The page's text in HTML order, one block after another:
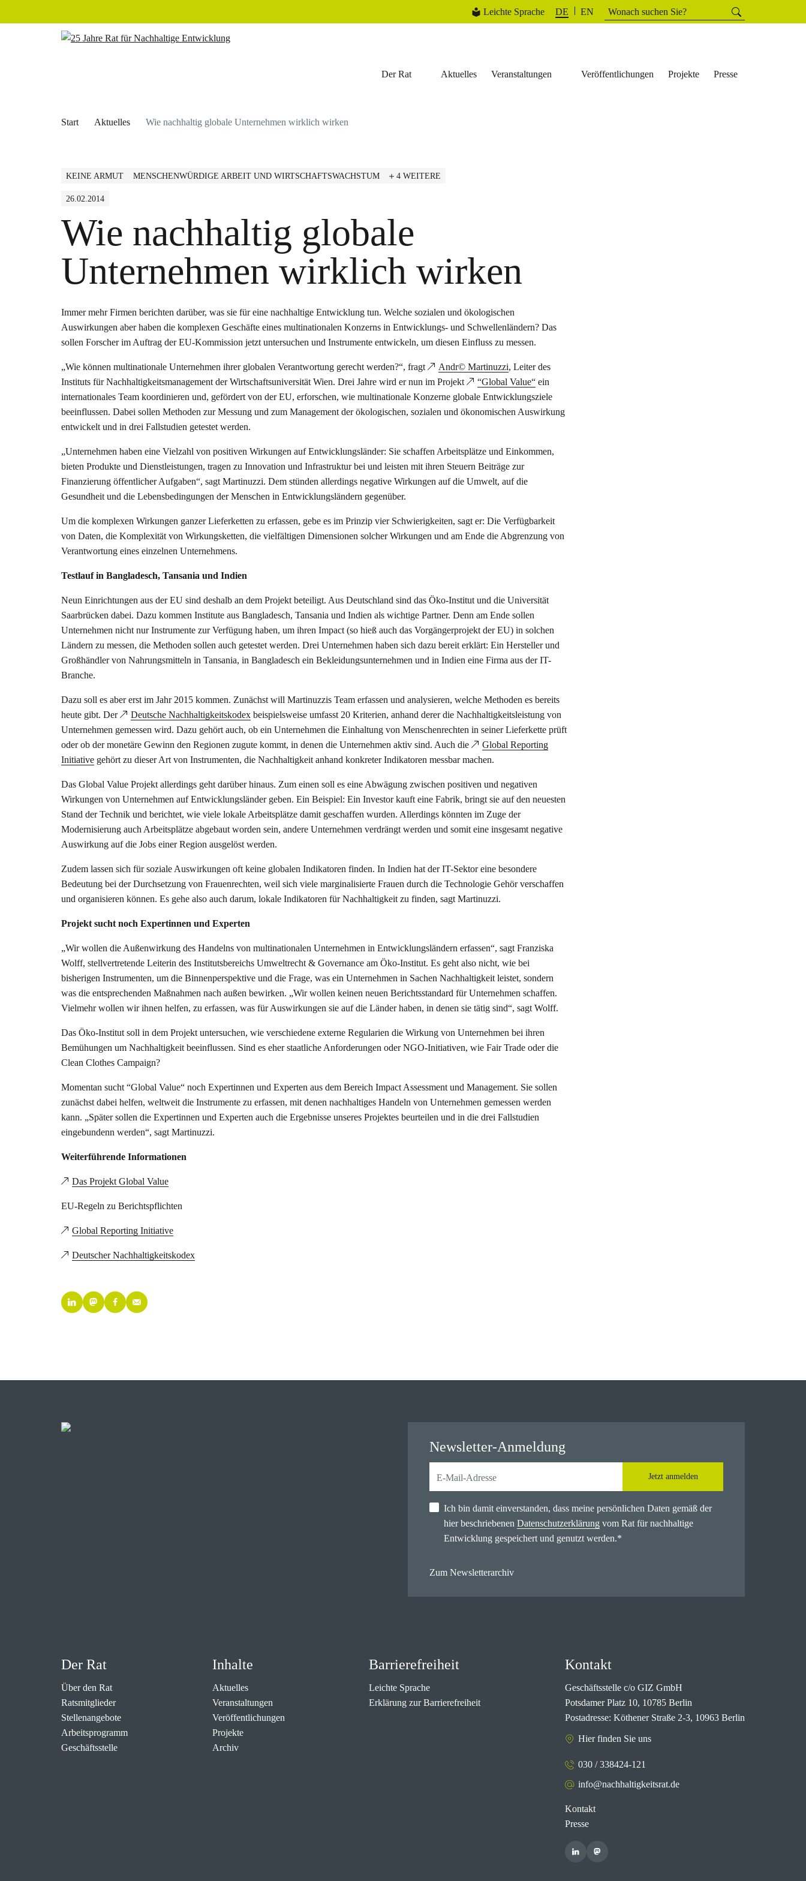
Suchen
nach:
Suchen
DE EN
Leichte Sprache
Der Rat Aktuelles Veranstaltungen Veröffentlichungen Projekte Presse
Start Aktuelles Wie nachhaltig globale Unternehmen wirklich wirken
KEINE ARMUT MENSCHENWÜRDIGE ARBEIT UND WIRTSCHAFTSWACHSTUM 4 WEITERE
26.02.2014
Wie nachhaltig globale
Unternehmen wirklich wirken
Immer mehr Firmen berichten darüber, was sie für eine nachhaltige Entwicklung tun. Welche sozialen und ökologischen
Auswirkungen aber haben die komplexen Geschäfte eines multinationalen Konzerns in Entwicklungs- und Schwellenländern? Das
sollen Forscher im Auftrag der EU-Kommission jetzt untersuchen und Instrumente entwickeln, um diesen Einfluss zu messen.
„Wie können multinationale Unternehmen ihrer globalen Verantwortung gerecht werden?“, fragt Andr© Martinuzzi, Leiter des
Instituts für Nachhaltigkeitsmanagement der Wirtschaftsuniversität Wien. Drei Jahre wird er nun im Projekt
“Global Value“ ein
internationales Team koordinieren und, gefördert von der EU, erforschen, wie multinationale Konzerne globale Entwicklungsziele
beeinflussen. Dabei sollen Methoden zur Messung und zum Management der ökologischen, sozialen und ökonomischen Auswirkung
entwickelt und in drei Fallstudien getestet werden.
„Unternehmen haben eine Vielzahl von positiven Wirkungen auf Entwicklungsländer: Sie schaffen Arbeitsplätze und Einkommen,
bieten Produkte und Dienstleistungen, tragen zu Innovation und Infrastruktur bei und leisten mit ihren Steuern Beiträge zur
Finanzierung öffentlicher Aufgaben“, sagt Martinuzzi. Dem stünden allerdings negative Wirkungen auf die Umwelt, auf die
Gesundheit und die Lebensbedingungen der Menschen in Entwicklungsländern gegenüber.
Um die komplexen Wirkungen ganzer Lieferketten zu erfassen, gebe es im Prinzip vier Schwierigkeiten, sagt er: Die Verfügbarkeit
von Daten, die Komplexität von Wirkungsketten, die vielfältigen Dimensionen solcher Wirkungen und am Ende die Abgrenzung von
Verantwortung eines einzelnen Unternehmens.
Testlauf in Bangladesch, Tansania und Indien
Neun Einrichtungen aus der EU sind deshalb an dem Projekt beteiligt. Aus Deutschland sind das Öko-Institut und die Universität
Saarbrücken dabei. Dazu kommen Institute aus Bangladesch, Tansania und Indien als wichtige Partner. Denn am Ende sollen
Unternehmen nicht nur Instrumente zur Verfügung haben, um ihren Impact (so hieß auch das Vorgängerprojekt der EU) in solchen
Ländern zu messen, die Methoden sollen auch getestet werden. Drei Unternehmen haben sich dazu bereit erklärt: Ein Hersteller und
Großhändler von Nahrungsmitteln in Tansania, in Bangladesch ein Bekleidungsunternehmen und in Indien eine Firma aus der IT-
Branche.
Dazu soll es aber erst im Jahr 2015 kommen. Zunächst will Martinuzzis Team erfassen und analysieren, welche Methoden es bereits
heute gibt. Der
Deutsche Nachhaltigkeitskodex beispielsweise umfasst 20 Kriterien, anhand derer die Nachhaltigkeitsleistung von
Unternehmen gemessen wird. Dazu gehört auch, ob ein Unternehmen die Einhaltung von Menschenrechten in seiner Lieferkette prüft
oder ob der monetäre Gewinn den Regionen zugute kommt, in denen die Unternehmen aktiv sind. Auch die
Global Reporting
Initiative gehört zu dieser Art von Instrumenten, die Nachhaltigkeit anhand konkreter Indikatoren messbar machen.
Das Global Value Projekt allerdings geht darüber hinaus. Zum einen soll es eine Abwägung zwischen positiven und negativen
Wirkungen von Unternehmen auf Entwicklungsländer geben. Ein Beispiel: Ein Investor kauft eine Fabrik, bringt sie auf den neuesten
Stand der Technik und berichtet, wie viele lokale Arbeitsplätze damit geschaffen wurden. Allerdings könnten im Zuge der
Modernisierung auch Arbeitsplätze abgebaut worden sein, andere Unternehmen verdrängt werden und somit eine insgesamt negative
Auswirkung auf die Jobs einer Region ausgelöst werden.
Zudem lassen sich für soziale Auswirkungen oft keine globalen Indikatoren finden. In Indien hat der IT-Sektor eine besondere
Bedeutung bei der Durchsetzung von Frauenrechten, weil sich viele marginalisierte Frauen durch die Technologie Gehör verschaffen
und organisieren können. Es gehe also auch darum, lokale Indikatoren für Nachhaltigkeit zu finden, sagt Martinuzzi.
Projekt sucht noch Expertinnen und Experten
„Wir wollen die Außenwirkung des Handelns von multinationalen Unternehmen in Entwicklungsländern erfassen“, sagt Franziska
Wolff, stellvertretende Leiterin des Institutsbereichs Umweltrecht & Governance am Öko-Institut. Es geht also nicht, wie bei
bisherigen Instrumenten, um die Binnenperspektive und die Frage, was ein Unternehmen in Sachen Nachhaltigkeit leistet, sondern
was die entsprechenden Maßnahmen nach außen bewirken. „Wir wollen keinen neuen Berichtsstandard für Unternehmen schaffen.
Vielmehr wollen wir ihnen helfen, zu erfassen, was für Auswirkungen sie auf die Länder haben, in denen sie tätig sind“, sagt Wolff.
Das Öko-Institut soll in dem Projekt untersuchen, wie verschiedene externe Regularien die Wirkung von Unternehmen bei ihren
Bemühungen um Nachhaltigkeit beeinflussen. Sind es eher staatliche Anforderungen oder NGO-Initiativen, wie Fair Trade oder die
Clean Clothes Campaign?
Momentan sucht “Global Value“ noch Expertinnen und Experten aus dem Bereich Impact Assessment und Management. Sie sollen
zunächst dabei helfen, weltweit die Instrumente zu erfassen, mit denen nachhaltiges Handeln von Unternehmen gemessen werden
kann. „Später sollen die Expertinnen und Experten auch die Ergebnisse unseres Projektes beurteilen und in die drei Fallstudien
eingebundenn werden“, sagt Martinuzzi.
Weiterführende Informationen
Das Projekt Global Value
EU-Regeln zu Berichtspflichten
Global Reporting Initiative
Deutscher Nachhaltigkeitskodex
Newsletter-Anmeldung
Jetzt anmelden
Ich bin damit einverstanden, dass meine persönlichen Daten gemäß der
hier beschriebenen Datenschutzerklärung vom Rat für nachhaltige
Entwicklung gespeichert und genutzt werden.*
Zum Newsletterarchiv
Der Rat
Über den Rat
Ratsmitglieder
Stellenangebote
Arbeitsprogramm
Geschäftsstelle
Inhalte
Aktuelles
Veranstaltungen
Veröffentlichungen
Projekte
Archiv
Barrierefreiheit
Leichte Sprache
Erklärung zur Barrierefreiheit
Kontakt
Geschäftsstelle c/o GIZ GmbH
Potsdamer Platz 10, 10785 Berlin
Postadresse: Köthener Straße 2-3, 10963 Berlin
Hier finden Sie uns
030 / 338424-121
info@nachhaltigkeitsrat.de
Kontakt
Presse